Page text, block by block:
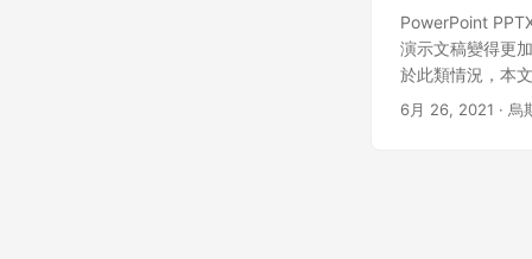
PowerPoint
演示文稿變得更
於此類情況，本
6月 26, 2021 · 烏